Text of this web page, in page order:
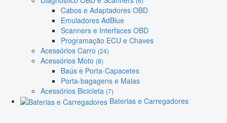
Cabos e Adaptadores OBD
Emuladores AdBlue
Scanners e Interfaces OBD
Programação ECU e Chaves
Acessórios Carro (24)
Acessórios Moto (8)
Baús e Porta-Capacetes
Porta-bagagens e Malas
Acessórios Bicicleta (7)
Baterias e Carregadores